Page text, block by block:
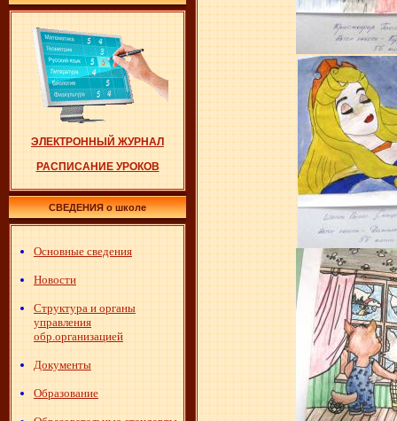
ЭЛЕКТРОННЫЙ ЖУРНАЛ
РАСПИСАНИЕ УРОКОВ
СВЕДЕНИЯ о школе
Основные сведения
Новости
Структура и органы
управления
обр.организацией
Документы
Образование